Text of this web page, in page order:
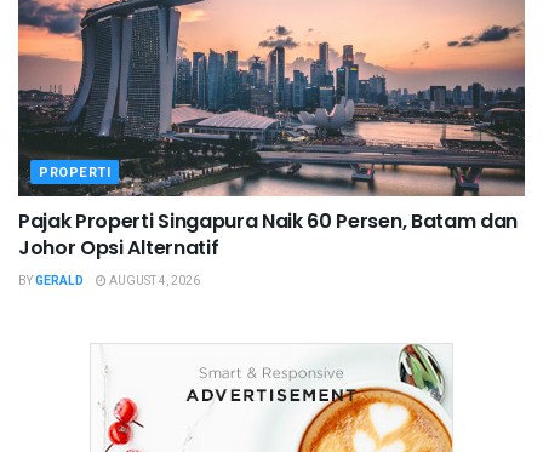
PROPERTI
Pajak Properti Singapura Naik 60 Persen, Batam dan
Johor Opsi Alternatif
BYGERALD AUGUST 4, 2026